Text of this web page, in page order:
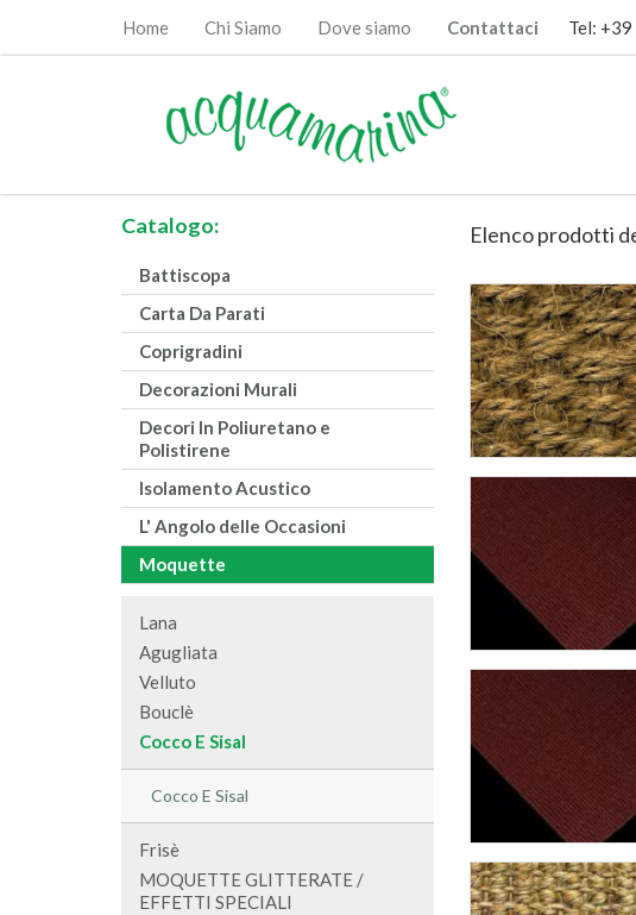
Home Chi Siamo Dove siamo Contattaci Tel:
Catalogo:
Battiscopa
Carta Da Parati
Coprigradini
Decorazioni Murali
Decori In Poliuretano e
Polistirene
Isolamento Acustico
L' Angolo delle Occasioni
Moquette
Lana
Agugliata
Velluto
Bouclè
Cocco E Sisal
Cocco E Sisal
Frisè
MOQUETTE GLITTERATE /
EFFETTI SPECIALI
Elenco prodotti